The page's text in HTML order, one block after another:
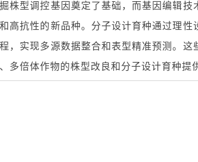
株型调控基因奠定了基础，而基因编辑
高抗性的新品种。分子设计育种通过理
，实现多源数据整合和表型精准预测。
多倍体作物的株型改良和分子设计育种提